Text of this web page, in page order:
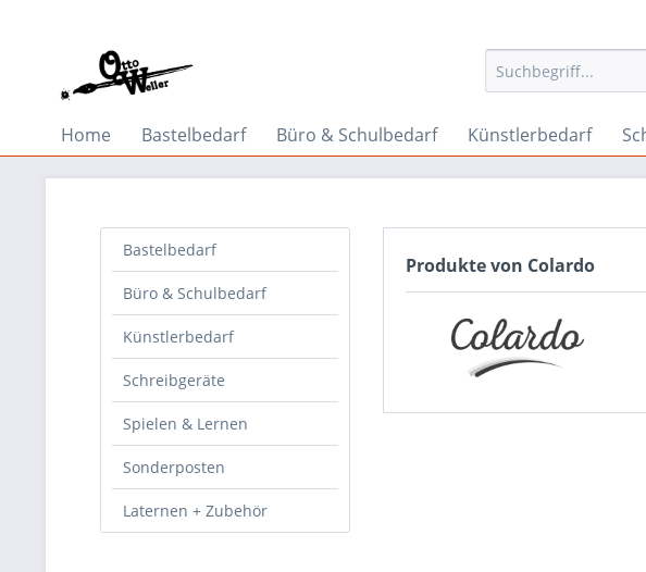
Home Bastelbedarf Büro & Schulbedarf Künstlerbedarf
Bastelbedarf
Büro & Schulbedarf
Künstlerbedarf
Schreibgeräte
Spielen & Lernen
Sonderposten
Laternen + Zubehör
Produkte von Colardo